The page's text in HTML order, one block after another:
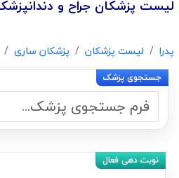
لیست پزشکان جراح و
پدرا لیست پزشکان پزشکان ساری